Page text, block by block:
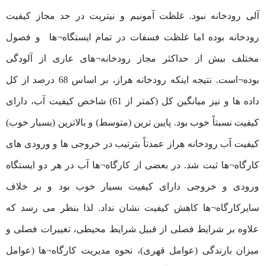
آلی رودخانه نبود. غلظت آمونیم و نیتریت در حد مجاز کیفیت
رودخانه بوده اما غلظت فسفات در تمام ایستگاه¬ها و فصول
مختلف بیش از حداکثر مجاز رودخانه¬های عاری از آلودگی
بوده¬است. نتیجه اینکه رودخانه هراز، بر اساس 68 درصد از کل
داده ها و نیز میانگین کل (کمتر از 61) شاخص کیفیت آب، دارای
کیفیت نسبتاً خوب بود. پایین ترین (متوسط) و بالاترین (بسیار خوب)
کیفیت آب رودخانه هراز عمدتاً بترتیب در خروجی ها و ورودی های
کارگاه¬ها ثبت شد. در بعضی از کارگاه¬ها آب در هر دو ایستگاه
ورودی و خروجی دارای کیفیت بسیار خوب بود و بر خلاف
سایرکارگاه¬ها کاهش کیفیت نشان نداد. لذا بنظر می رسد که
علاوه بر شرایط فصلی از قبیل شرایط محیطی، تغییرات فصلی و
میزان بارندگی (عوامل قهری)، نحوه مدیریت کارگاه¬ها (عوامل